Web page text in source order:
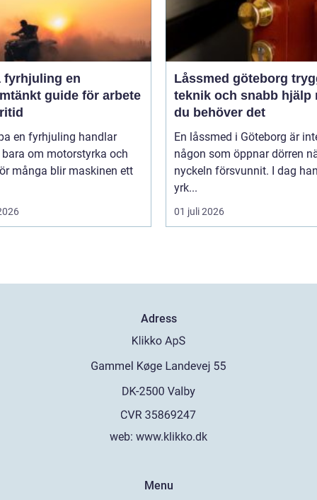
en
guide för arbete
en fyrhjuling handlar
om motorstyrka och
många blir maskinen ett
Låssmed göteborg trygghet,
teknik och snabb hjälp
du behöver det
En låssmed i Göteborg är
någon som öppnar dörren
nyckeln försvunnit. I dag
yrk...
01 juli 2026
Adress
web: www.klikko.dk
Menu